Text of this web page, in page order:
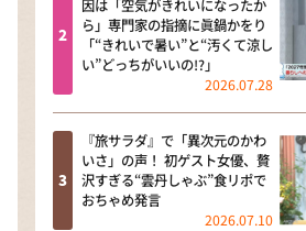
因は「空気がきれいになったか
ら」専門家の指摘に眞鍋かをり
「“きれいで暑い”と“汚くて涼し
い”どっちがいいの!?」
2026.07.28
『旅サラダ』で「異次元のかわ
いさ」の声！ 初ゲスト女優、贅
沢すぎる“雲丹しゃぶ”食リポで
おちゃめ発言
2026.07.10